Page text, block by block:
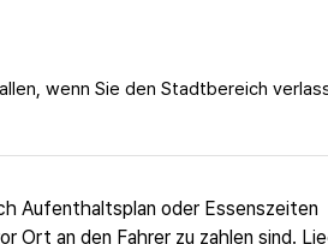
wenn Sie den Stadtbereich
Aufenthaltsplan oder Essenszeiten
an den Fahrer zu zahlen sind.